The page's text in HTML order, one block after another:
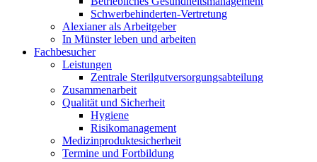
Schwerbehinderten-Vertretung
Alexianer als Arbeitgeber
In Münster leben und arbeiten
Fachbesucher
Leistungen
Zentrale Sterilgutversorgungsabteilung
Zusammenarbeit
Qualität und Sicherheit
Hygiene
Risikomanagement
Medizinproduktesicherheit
Termine und Fortbildung